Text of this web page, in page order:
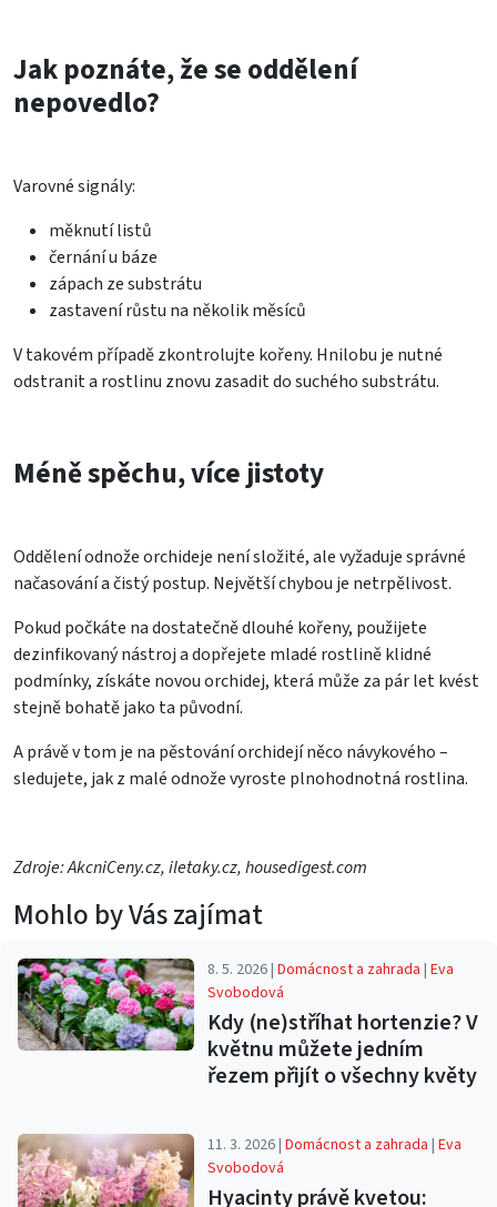
Jak poznáte, že se oddělení
nepovedlo?
Varovné signály:
měknutí listů
černání u báze
zápach ze substrátu
zastavení růstu na několik měsíců
V takovém případě zkontrolujte kořeny. Hnilobu je nutné
odstranit a rostlinu znovu zasadit do suchého substrátu.
Méně spěchu, více jistoty
Oddělení odnože orchideje není složité, ale vyžaduje správné
načasování a čistý postup. Největší chybou je netrpělivost.
Pokud počkáte na dostatečně dlouhé kořeny, použijete
dezinfikovaný nástroj a dopřejete mladé rostlině klidné
podmínky, získáte novou orchidej, která může za pár let kvést
stejně bohatě jako ta původní.
A právě v tom je na pěstování orchidejí něco návykového –
sledujete, jak z malé odnože vyroste plnohodnotná rostlina.
Zdroje: AkcniCeny.cz, iletaky.cz, housedigest.com
Mohlo by Vás zajímat
8. 5. 2026 |Domácnost a zahrada |Eva
Svobodová
Kdy (ne)stříhat hortenzie? V
květnu můžete jedním
řezem přijít o všechny květy
11. 3. 2026 |Domácnost a zahrada |Eva
Svobodová
Hyacinty právě kvetou: